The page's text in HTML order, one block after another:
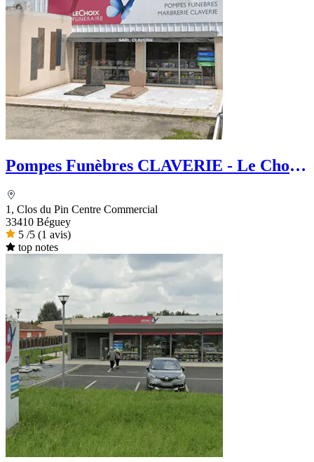
Pompes Funèbres CLAVERIE - Le Choix
1, Clos du Pin Centre Commercial
33410 Béguey
5 /5 (1 avis)
top notes